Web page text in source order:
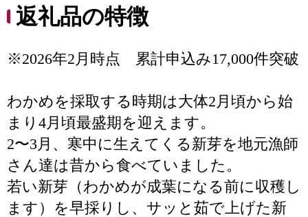
返礼品の特徴
※2026年2月時点 累計申込み17,000件突破
わかめを採取する時期は大体2月頃から始
まり4月頃最盛期を迎えます。
2〜3月、寒中に生えてくる新芽を地元漁師
さん達は昔から食べていました。
若い新芽（わかめが成葉になる前に収穫し
ます）を早採りし、サッと茹で上げた新